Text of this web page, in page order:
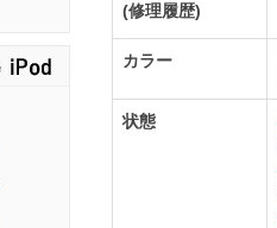
(修理履歴)
カラー
状態